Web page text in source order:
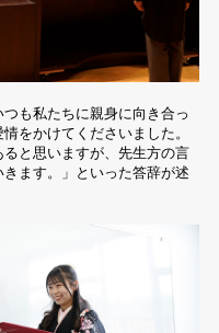
も私たちに親身に向き合っ
をかけてくださいました。
と思いますが、先生方の言
ます。」といった答辞が述